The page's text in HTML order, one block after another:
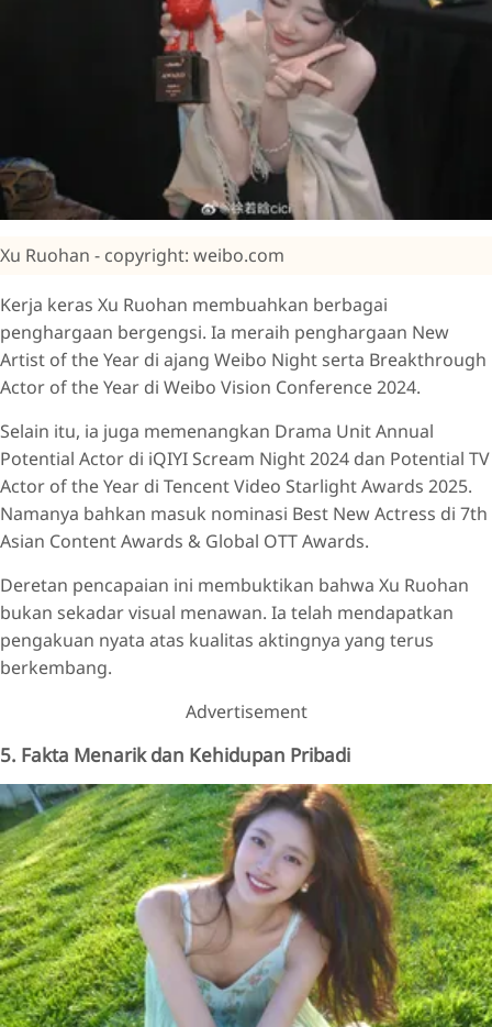
Xu Ruohan - copyright: weibo.com
Kerja keras Xu Ruohan membuahkan berbagai
penghargaan bergengsi. Ia meraih penghargaan New
Artist of the Year di ajang Weibo Night serta Breakthrough
Actor of the Year di Weibo Vision Conference 2024.
Selain itu, ia juga memenangkan Drama Unit Annual
Potential Actor di iQIYI Scream Night 2024 dan Potential TV
Actor of the Year di Tencent Video Starlight Awards 2025.
Namanya bahkan masuk nominasi Best New Actress di 7th
Asian Content Awards & Global OTT Awards.
Deretan pencapaian ini membuktikan bahwa Xu Ruohan
bukan sekadar visual menawan. Ia telah mendapatkan
pengakuan nyata atas kualitas aktingnya yang terus
berkembang.
Advertisement
5. Fakta Menarik dan Kehidupan Pribadi